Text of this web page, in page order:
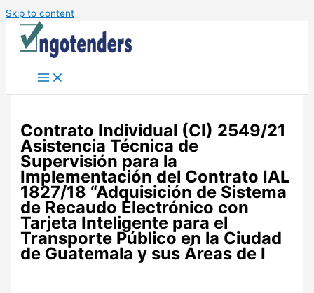
Skip to content
Contrato Individual (CI) 2549/21
Asistencia Técnica de
Supervisión para la
Implementación del Contrato IAL
1827/18 “Adquisición de Sistema
de Recaudo Electrónico con
Tarjeta Inteligente para el
Transporte Público en la Ciudad
de Guatemala y sus Áreas de I